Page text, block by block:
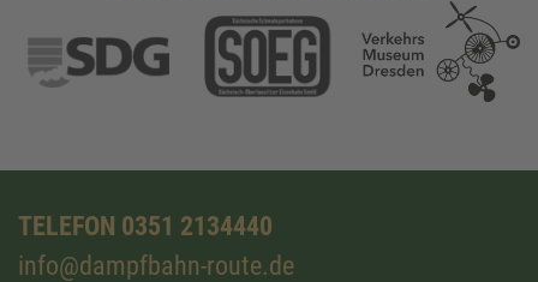
TELEFON 0351 2134440
info@dampfbahn-route.de